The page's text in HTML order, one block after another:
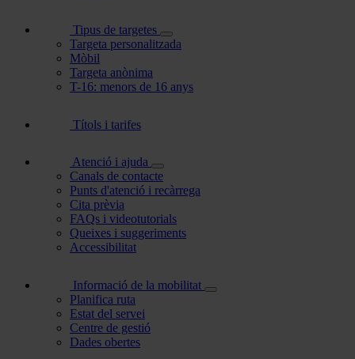
Tipus de targetes
Targeta personalitzada
Mòbil
Targeta anònima
T-16: menors de 16 anys
Títols i tarifes
Atenció i ajuda
Canals de contacte
Punts d'atenció i recàrrega
Cita prèvia
FAQs i videotutorials
Queixes i suggeriments
Accessibilitat
Informació de la mobilitat
Planifica ruta
Estat del servei
Centre de gestió
Dades obertes